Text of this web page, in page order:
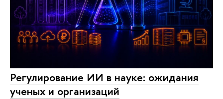
Регулирование ИИ в науке: ожидания
ученых и организаций